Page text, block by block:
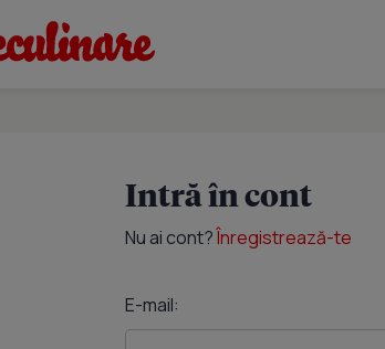
Intră în cont
Nu ai cont?Înregistrează-te
E-mail: